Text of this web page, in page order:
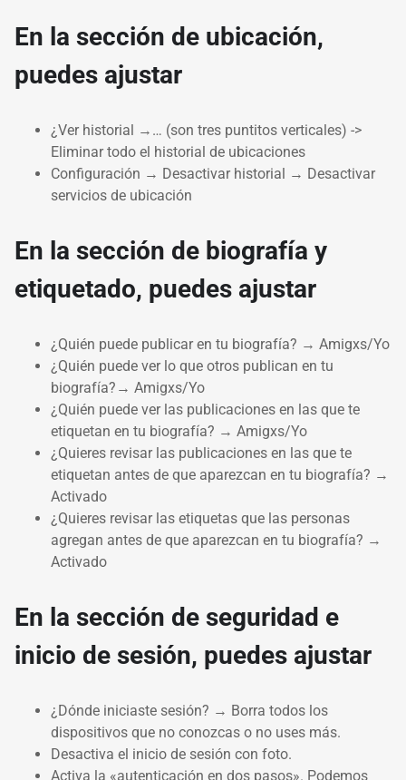
En la sección de ubicación,
puedes ajustar
¿Ver historial →… (son tres puntitos verticales) ->
Eliminar todo el historial de ubicaciones
Configuración → Desactivar historial → Desactivar
servicios de ubicación
En la sección de biografía y
etiquetado, puedes ajustar
¿Quién puede publicar en tu biografía? → Amigxs/Yo
¿Quién puede ver lo que otros publican en tu
biografía?→ Amigxs/Yo
¿Quién puede ver las publicaciones en las que te
etiquetan en tu biografía? → Amigxs/Yo
¿Quieres revisar las publicaciones en las que te
etiquetan antes de que aparezcan en tu biografía? →
Activado
¿Quieres revisar las etiquetas que las personas
agregan antes de que aparezcan en tu biografía? →
Activado
En la sección de seguridad e
inicio de sesión, puedes ajustar
¿Dónde iniciaste sesión? → Borra todos los
dispositivos que no conozcas o no uses más.
Desactiva el inicio de sesión con foto.
Activa la «autenticación en dos pasos». Podemos